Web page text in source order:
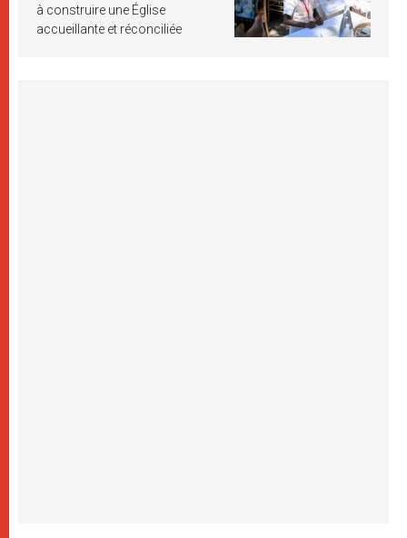
à construire une Église
accueillante et réconciliée